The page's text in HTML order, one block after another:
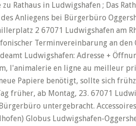
Rathaus in Ludwigshafen ; Das
Anliegens bei Bürgerbüro
2 67071 Ludwigshafen am
Terminvereinbarung an den
Ludwigshafen: Adresse +
l'animalerie en ligne au meilleur
Papiere benötigt, sollte sich
früher, ab Montag, 23. 67071
untergebracht.
Globus Ludwigshafen-